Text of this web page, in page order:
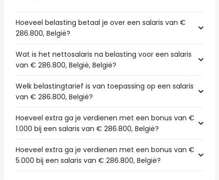
Hoeveel belasting betaal je over een salaris van €
286.800, België?
Wat is het nettosalaris na belasting voor een salaris
van € 286.800, België, België?
Welk belastingtarief is van toepassing op een salaris
van € 286.800, België?
Hoeveel extra ga je verdienen met een bonus van €
1.000 bij een salaris van € 286.800, België?
Hoeveel extra ga je verdienen met een bonus van €
5.000 bij een salaris van € 286.800, België?